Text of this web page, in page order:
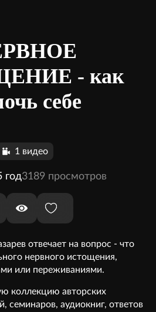
- как
себе
1 видео
год3189 просмотров
отвечает на вопрос - что
нервного истощения,
или переживаниями.
коллекцию авторских
семинаров, аудиокниг, ответов